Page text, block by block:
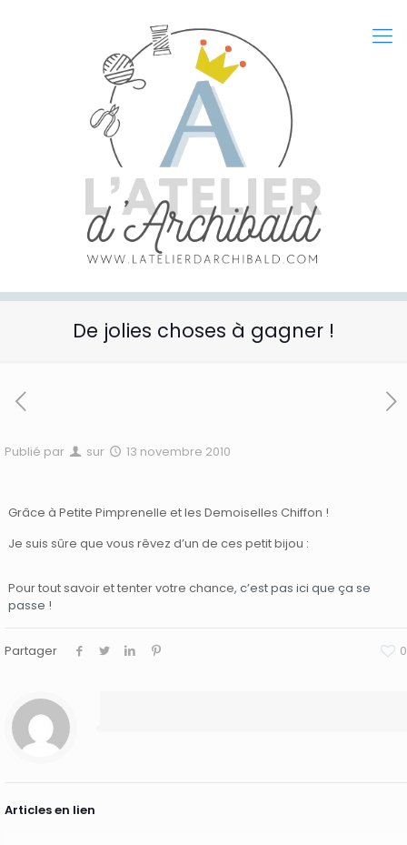
De jolies choses à gagner !
Publié par sur 13 novembre 2010
Grâce à Petite Pimprenelle et les Demoiselles Chiffon !
Je suis sûre que vous rêvez d’un de ces petit bijou :
Pour tout savoir et tenter votre chance, c’est pas ici que ça se
passe !
Partager 0
Articles en lien